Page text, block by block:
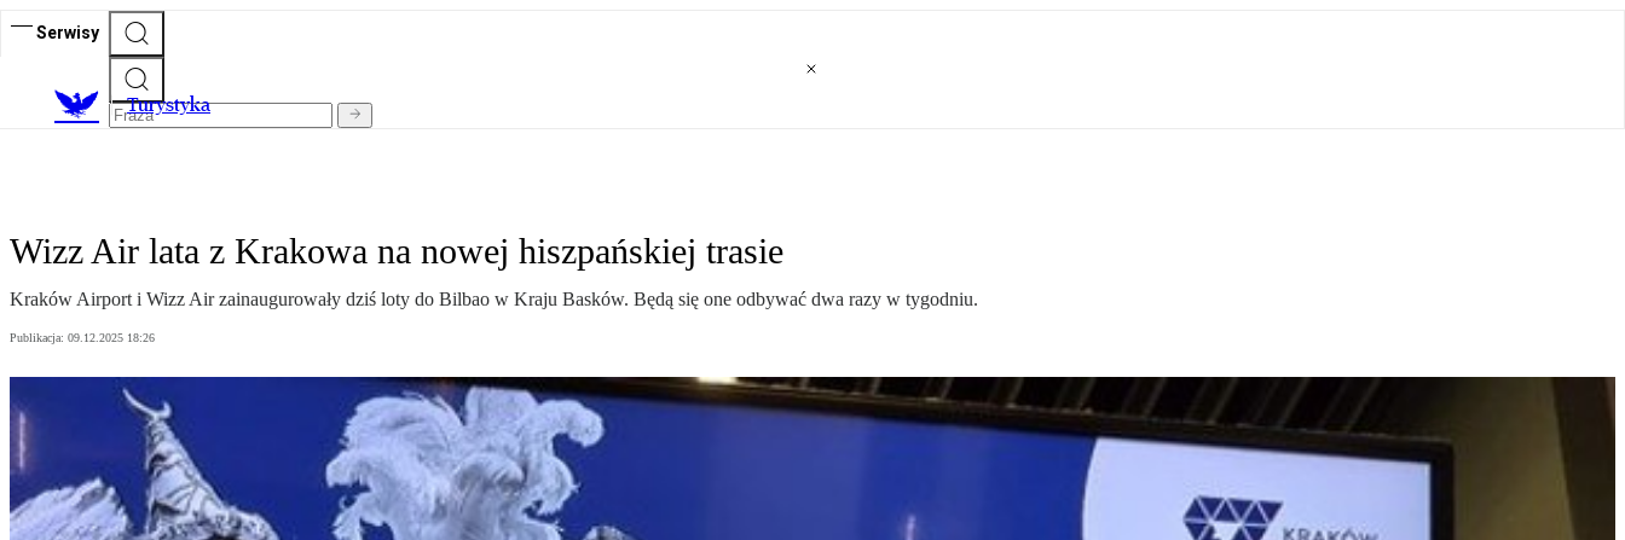
Serwisy
Turystyka
Wizz Air lata z Krakowa na nowej hiszpańskiej trasie
Kraków Airport i Wizz Air zainaugurowały dziś loty do Bilbao w Kraju Basków. Będą się one odbywać dwa razy w tygodniu.
Publikacja: 09.12.2025 18:26